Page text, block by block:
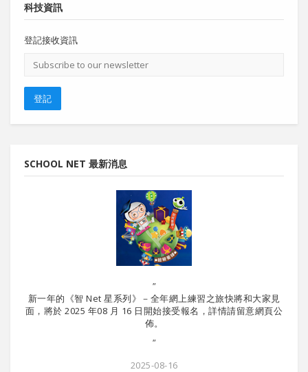
科技資訊
登記接收資訊
登記
SCHOOL NET 最新消息
"
新一年的《智 Net 星系列》－全年網上練習之旅快將和大家見
面，將於 2025 年08 月 16 日開始接受報名，詳情請留意網頁公
佈。
"
2025-08-16